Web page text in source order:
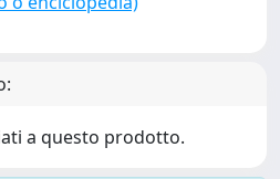
a questo prodotto.